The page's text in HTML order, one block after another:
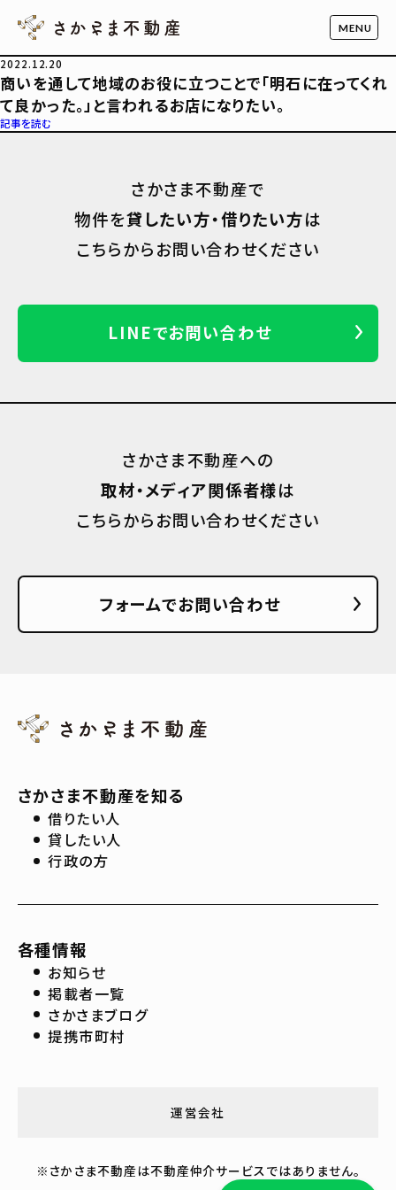
2022.12.20
商いを通して地域のお役に立つことで「明石に在ってくれ
て良かった。」と言われるお店になりたい。
記事を読む
さかさま不動産で
物件を貸したい方・借りたい方は
こちらからお問い合わせください
LINEでお問い合わせ
さかさま不動産への
取材・メディア関係者様は
こちらからお問い合わせください
フォームでお問い合わせ
さかさま不動産を知る
借りたい人
貸したい人
行政の方
各種情報
お知らせ
掲載者一覧
さかさまブログ
提携市町村
運営会社
※さかさま不動産は不動産仲介サービスではありません。